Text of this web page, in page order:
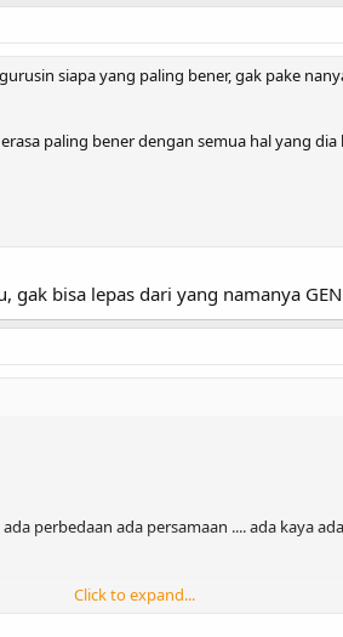
siapa yang paling bener, gak pake
paling bener dengan semua hal yang dia
gak bisa lepas dari yang namanya
perbedaan ada persamaan .... ada kaya
Click to expand...